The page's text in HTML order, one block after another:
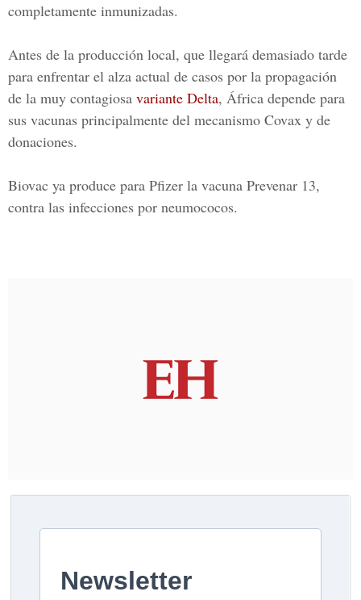
completamente inmunizadas.
Antes de la producción local, que llegará demasiado tarde
para enfrentar el alza actual de casos por la propagación
de la muy contagiosa variante Delta, África depende para
sus vacunas principalmente del mecanismo Covax y de
donaciones.
Biovac ya produce para Pfizer la vacuna Prevenar 13,
contra las infecciones por neumococos.